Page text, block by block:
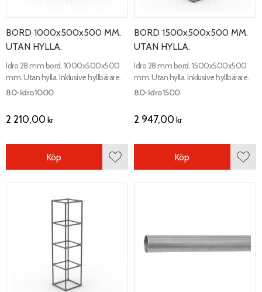
BORD 1000x500x500 MM.
UTAN HYLLA.
Idro 28 mm bord. 1000x500x500
mm. Utan hylla. Inklusive hyllbärare.
80-Idro1000
2 210,00 kr
Lägg till i favoriter
Köp
BORD 1500x500x500 MM.
UTAN HYLLA.
Idro 28 mm bord. 1500x500x500
mm. Utan hylla. Inklusive hyllbärare.
80-Idro1500
2 947,00 kr
Köp